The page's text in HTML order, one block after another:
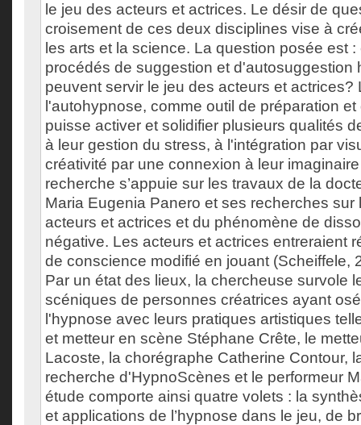
le jeu des acteurs et actrices. Le désir de
croisement de ces deux disciplines vise à
les arts et la science. La question posée est
procédés de suggestion et d'autosuggestion
peuvent servir le jeu des acteurs et
l'autohypnose, comme outil de préparation
puisse activer et solidifier plusieurs qualités
à leur gestion du stress, à l'intégration par
créativité par une connexion à leur
recherche s’appuie sur les travaux de la
Maria Eugenia Panero et ses recherches sur
acteurs et actrices et du phénomène de
négative. Les acteurs et actrices entreraient
de conscience modifié en jouant (Scheiffele,
Par un état des lieux, la chercheuse survole
scéniques de personnes créatrices ayant
l'hypnose avec leurs pratiques artistiques
et metteur en scène Stéphane Crête, le
Lacoste, la chorégraphe Catherine Contour,
recherche d'HypnoScènes et le performeur
étude comporte ainsi quatre volets : la
et applications de l’hypnose dans le jeu, de